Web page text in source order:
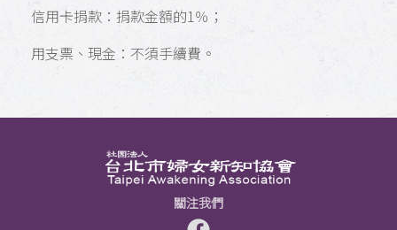
信用卡捐款：捐款金額的1％；
用支票、現金：不須手續費。
關注我們